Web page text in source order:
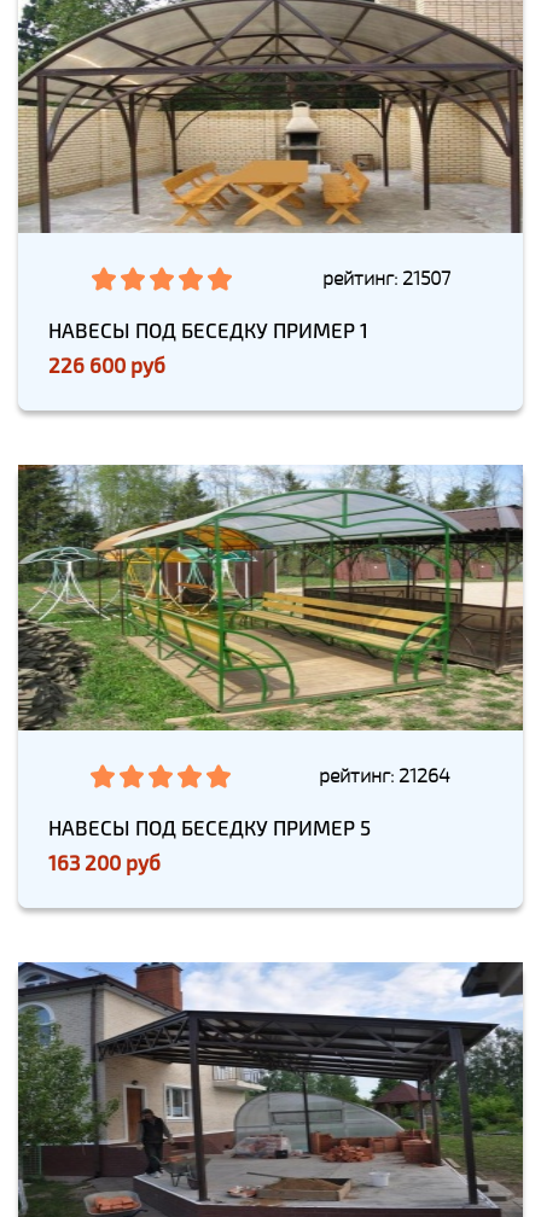
рейтинг: 21507
НАВЕСЫ ПОД БЕСЕДКУ ПРИМЕР 1
226 600 руб
рейтинг: 21264
НАВЕСЫ ПОД БЕСЕДКУ ПРИМЕР 5
163 200 руб